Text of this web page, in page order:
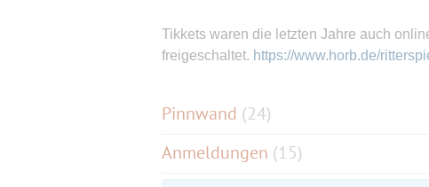
Tikkets waren die letzten Jahre auch
freigeschaltet. https://www.horb.de/
Pinnwand (24)
Anmeldungen (15)